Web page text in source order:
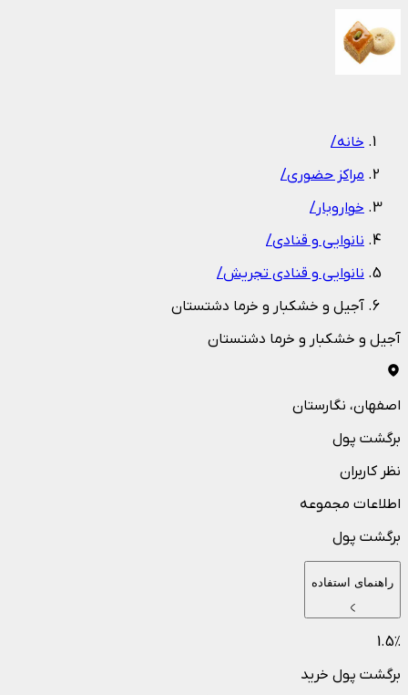
خانه/
مراکز حضوری/
خواروبار/
نانوایی و قنادی/
نانوایی و قنادی تجریش/
آجیل و خشکبار و خرما دشتستان
آجیل و خشکبار و خرما دشتستان
اصفهان، نگارستان
برگشت پول
نظر کاربران
اطلاعات مجموعه
برگشت پول
راهنمای استفاده
1.5٪
برگشت پول خرید